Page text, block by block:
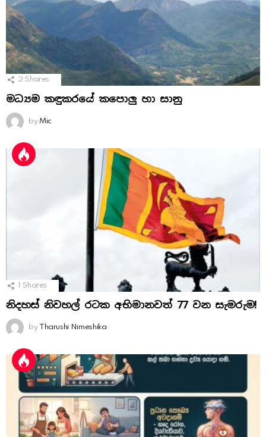
2 Shares
මධ්‍යම කඳුකරයේ කපොලු හා සානු
by Mic
1 Shares
නිදහස් නිවහල් රටක අභිමානවත් 77 වන සැමරුම!
by Tharushi Nimeshika